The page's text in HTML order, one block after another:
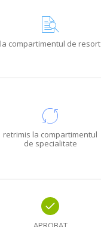
la compartimentul de resort
retrimis la compartimentul
de specialitate